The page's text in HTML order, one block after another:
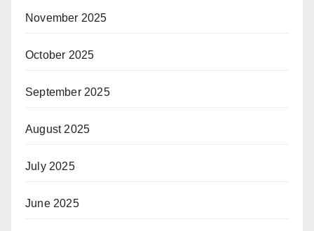
November 2025
October 2025
September 2025
August 2025
July 2025
June 2025